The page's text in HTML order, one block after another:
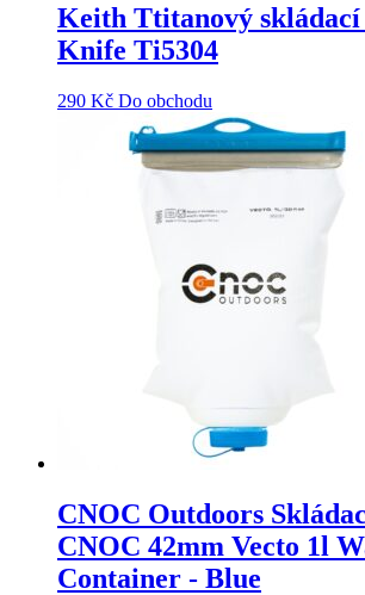
Keith Ttitanový
Knife Ti5304
290 Kč Do obchodu
CNOC Outdoors
CNOC 42mm Vecto 1l
Container - Blue